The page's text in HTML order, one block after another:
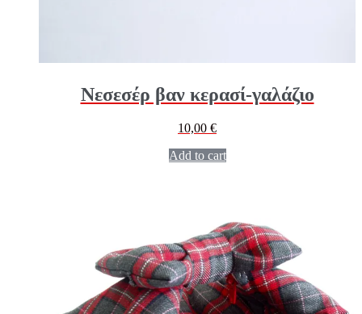
Νεσεσέρ βαν κερασί-γαλάζιο
10,00 €
Add to cart